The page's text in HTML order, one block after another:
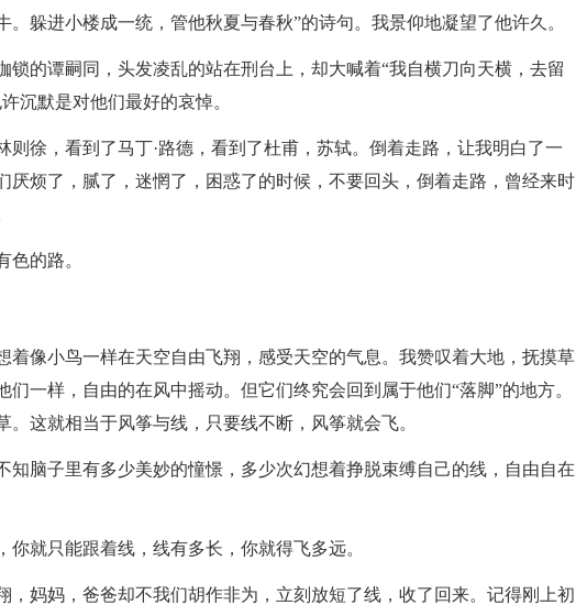
。躲进小楼成一统，管他秋夏与春秋”的诗句。我景仰地凝望了他许久。
锁的谭嗣同，头发凌乱的站在刑台上，却大喊着“我自横刀向天横，去留
沉默是对他们最好的哀悼。
则徐，看到了马丁·路德，看到了杜甫，苏轼。倒着走路，让我明白了一
厌烦了，腻了，迷惘了，困惑了的时候，不要回头，倒着走路，曾经来时
的路。
着像小鸟一样在天空自由飞翔，感受天空的气息。我赞叹着大地，抚摸草
一样，自由的在风中摇动。但它们终究会回到属于他们“落脚”的地方。
。这就相当于风筝与线，只要线不断，风筝就会飞。
知脑子里有多少美妙的憧憬，多少次幻想着挣脱束缚自己的线，自由自在
你就只能跟着线，线有多长，你就得飞多远。
，妈妈，爸爸却不我们胡作非为，立刻放短了线，收了回来。记得刚上初